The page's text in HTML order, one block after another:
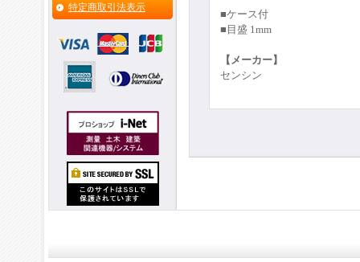
特定商取引法表示
■ケース付
■目盛 1mm
【メーカー】
センシン